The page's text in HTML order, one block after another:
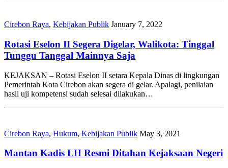
Cirebon Raya, Kebijakan Publik January 7, 2022
Rotasi Eselon II Segera Digelar, Walikota: Tinggal
Tunggu Tanggal Mainnya Saja
KEJAKSAN – Rotasi Eselon II setara Kepala Dinas di lingkungan
Pemerintah Kota Cirebon akan segera di gelar. Apalagi, penilaian
hasil uji kompetensi sudah selesai dilakukan…
Cirebon Raya, Hukum, Kebijakan Publik May 3, 2021
Mantan Kadis LH Resmi Ditahan Kejaksaan Negeri